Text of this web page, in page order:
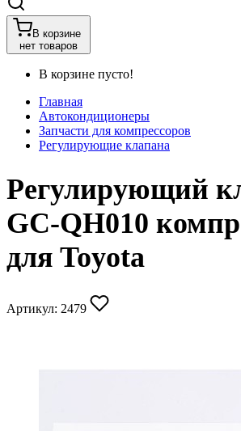
В корзине
нет товаров
В корзине пусто!
Главная
Автокондиционеры
Запчасти для компрессоров
Регулирующие клапана
Регулирующий
GC-QH010
для Toyota
Артикул: 2479